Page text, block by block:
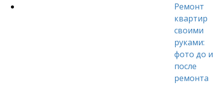
Ремонт
квартир
своими
руками:
фото до и
после
ремонта